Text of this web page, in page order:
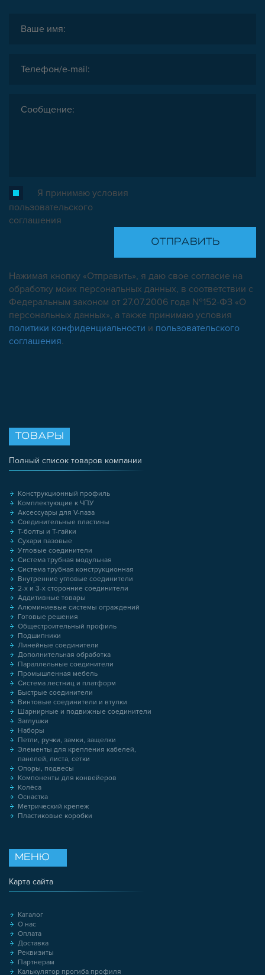
Я принимаю условия
пользовательского
соглашения
Нажимая кнопку «Отправить», я даю свое согласие на
обработку моих персональных данных, в соответствии с
Федеральным законом от 27.07.2006 года №152-ФЗ «О
персональных данных», а также принимаю условия
политики конфиденциальности и пользовательского
соглашения.
ТОВАРЫ
Полный список товаров компании
Конструкционный профиль
Комплектующие к ЧПУ
Аксессуары для V-паза
Соединительные пластины
Т-болты и Т-гайки
Сухари пазовые
Угловые соединители
Система трубная модульная
Система трубная конструкционная
Внутренние угловые соединители
2-х и 3-х сторонние соединители
Аддитивные товары
Алюминиевые системы ограждений
Готовые решения
Общестроительный профиль
Подшипники
Линейные соединители
Дополнительная обработка
Параллельные соединители
Промышленная мебель
Система лестниц и платформ
Быстрые соединители
Винтовые соединители и втулки
Шарнирные и подвижные соединители
Заглушки
Наборы
Петли, ручки, замки, защелки
Элементы для крепления кабелей,
панелей, листа, сетки
Опоры, подвесы
Компоненты для конвейеров
Колёса
Оснастка
Метрический крепеж
Пластиковые коробки
МЕНЮ
Карта сайта
Каталог
О нас
Оплата
Доставка
Реквизиты
Партнерам
Калькулятор прогиба профиля